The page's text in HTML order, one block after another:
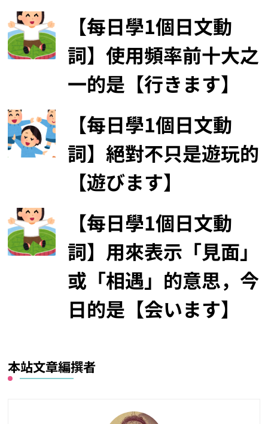
【每日學1個日文動
詞】使用頻率前十大之
一的是【行きます】
【每日學1個日文動
詞】絕對不只是遊玩的
【遊びます】
【每日學1個日文動
詞】用來表示「見面」
或「相遇」的意思，今
日的是【会います】
本站文章編撰者